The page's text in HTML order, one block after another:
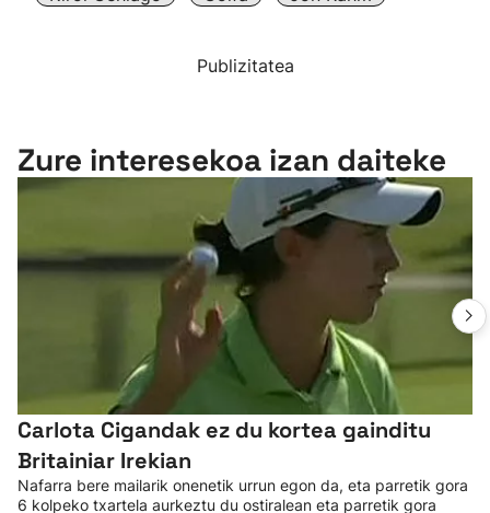
Publizitatea
Zure interesekoa izan daiteke
Carlota Cigandak ez du kortea gainditu
Britainiar Irekian
Nafarra bere mailarik onenetik urrun egon da, eta parretik gora
6 kolpeko txartela aurkeztu du ostiralean eta parretik gora